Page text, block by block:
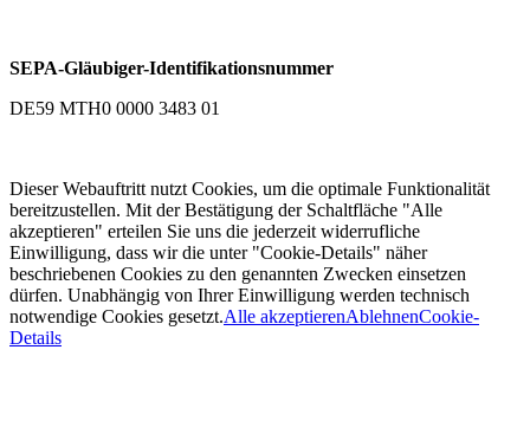
SEPA-Gläubiger-Identifikationsnummer
DE59 MTH0 0000 3483 01
Dieser Webauftritt nutzt Cookies, um die optimale Funktionalität
bereitzustellen. Mit der Bestätigung der Schaltfläche "Alle
akzeptieren" erteilen Sie uns die jederzeit widerrufliche
Einwilligung, dass wir die unter "Cookie-Details" näher
beschriebenen Cookies zu den genannten Zwecken einsetzen
dürfen. Unabhängig von Ihrer Einwilligung werden technisch
notwendige Cookies gesetzt.Alle akzeptierenAblehnenCookie-
Details